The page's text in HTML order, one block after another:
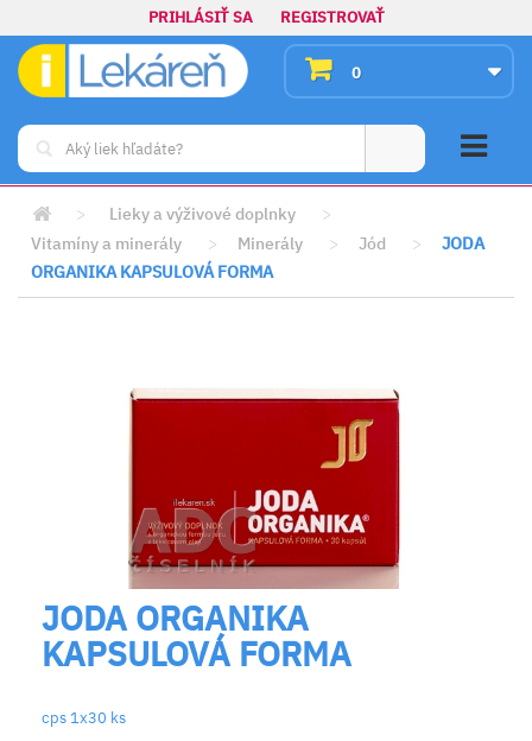
PRIHLÁSIŤ SA REGISTROVAŤ
0
> Lieky a výživové doplnky
>
Vitamíny a minerály
> Minerály > Jód >
JODA
ORGANIKA KAPSULOVÁ FORMA
JODA ORGANIKA
KAPSULOVÁ FORMA
cps 1x30 ks